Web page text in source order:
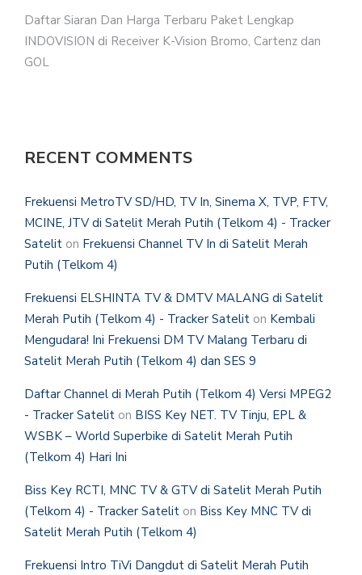
Daftar Siaran Dan Harga Terbaru Paket Lengkap
INDOVISION di Receiver K-Vision Bromo, Cartenz dan
GOL
RECENT COMMENTS
Frekuensi MetroTV SD/HD, TV In, Sinema X, TVP, FTV,
MCINE, JTV di Satelit Merah Putih (Telkom 4) - Tracker
Satelit on Frekuensi Channel TV In di Satelit Merah
Putih (Telkom 4)
Frekuensi ELSHINTA TV & DMTV MALANG di Satelit
Merah Putih (Telkom 4) - Tracker Satelit on Kembali
Mengudara! Ini Frekuensi DM TV Malang Terbaru di
Satelit Merah Putih (Telkom 4) dan SES 9
Daftar Channel di Merah Putih (Telkom 4) Versi MPEG2
- Tracker Satelit on BISS Key NET. TV Tinju, EPL &
WSBK – World Superbike di Satelit Merah Putih
(Telkom 4) Hari Ini
Biss Key RCTI, MNC TV & GTV di Satelit Merah Putih
(Telkom 4) - Tracker Satelit on Biss Key MNC TV di
Satelit Merah Putih (Telkom 4)
Frekuensi Intro TiVi Dangdut di Satelit Merah Putih